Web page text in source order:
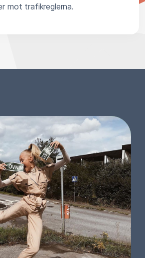
mot trafikreglerna.